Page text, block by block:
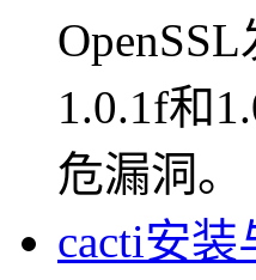
1.0.1f和
危漏洞。
cacti安装